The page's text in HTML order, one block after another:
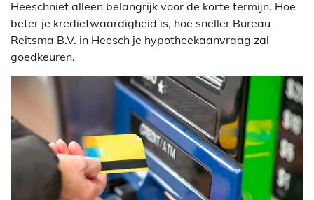
Heeschniet alleen belangrijk voor de korte termijn. Hoe
beter je kredietwaardigheid is, hoe sneller Bureau
Reitsma B.V. in Heesch je hypotheekaanvraag zal
goedkeuren.